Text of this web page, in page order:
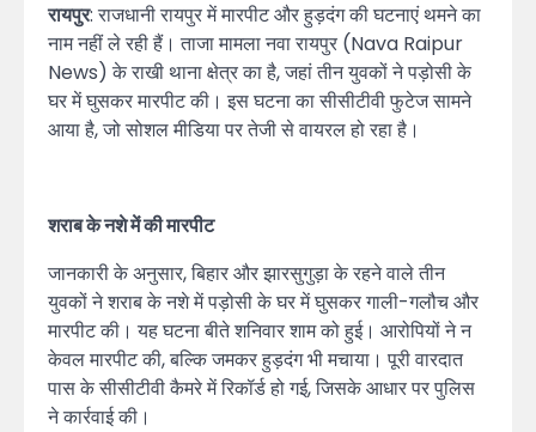
रायपुर: राजधानी रायपुर में मारपीट और हुड़दंग की घटनाएं थमने का
नाम नहीं ले रही हैं। ताजा मामला नवा रायपुर (Nava Raipur
News) के राखी थाना क्षेत्र का है, जहां तीन युवकों ने पड़ोसी के
घर में घुसकर मारपीट की। इस घटना का सीसीटीवी फुटेज सामने
आया है, जो सोशल मीडिया पर तेजी से वायरल हो रहा है।
शराब के नशे में की मारपीट
जानकारी के अनुसार, बिहार और झारसुगुड़ा के रहने वाले तीन
युवकों ने शराब के नशे में पड़ोसी के घर में घुसकर गाली-गलौच और
मारपीट की। यह घटना बीते शनिवार शाम को हुई। आरोपियों ने न
केवल मारपीट की, बल्कि जमकर हुड़दंग भी मचाया। पूरी वारदात
पास के सीसीटीवी कैमरे में रिकॉर्ड हो गई, जिसके आधार पर पुलिस
ने कार्रवाई की।